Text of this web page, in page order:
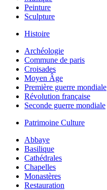
Peinture
Sculpture
Histoire
Archéologie
Commune de paris
Croisades
Moyen Âge
Première guerre mondiale
Révolution française
Seconde guerre mondiale
Patrimoine Culture
Abbaye
Basilique
Cathédrales
Chapelles
Monastères
Restauration